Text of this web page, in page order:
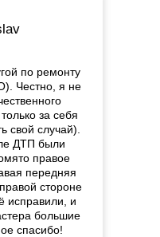
по ремонту
Честно, я не
за себя
свой случай).
ДТП были
правое
передняя
стороне
исправили, и
большие
спасибо!